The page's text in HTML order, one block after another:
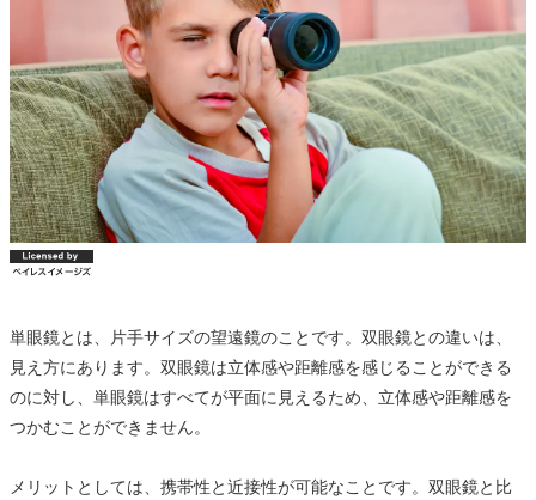
単眼鏡とは、片手サイズの望遠鏡のことです。双眼鏡との違いは、
見え方にあります。双眼鏡は立体感や距離感を感じることができる
のに対し、単眼鏡はすべてが平面に見えるため、立体感や距離感を
つかむことができません。
メリットとしては、携帯性と近接性が可能なことです。双眼鏡と比